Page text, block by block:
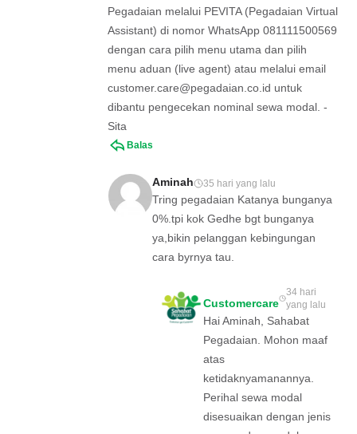
Pegadaian melalui PEVITA (Pegadaian Virtual
Assistant) di nomor WhatsApp 081111500569
dengan cara pilih menu utama dan pilih
menu aduan (live agent) atau melalui email
customer.care@pegadaian.co.id untuk
dibantu pengecekan nominal sewa modal. -
Sita
Balas
Aminah 35 hari yang lalu
Tring pegadaian Katanya bunganya
0%.tpi kok Gedhe bgt bunganya
ya,bikin pelanggan kebingungan
cara byrnya tau.
Customercare
34 hari
yang lalu
Hai Aminah, Sahabat
Pegadaian. Mohon maaf
atas
ketidaknyamanannya.
Perihal sewa modal
disesuaikan dengan jenis